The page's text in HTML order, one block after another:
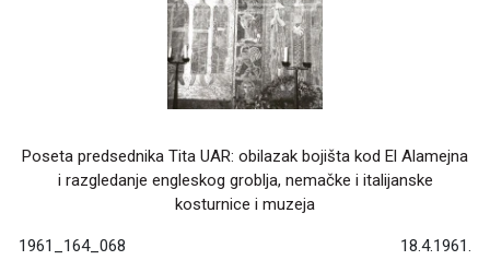
Poseta predsednika Tita UAR: obilazak bojišta kod El Alamejna
i razgledanje engleskog groblja, nemačke i italijanske
kosturnice i muzeja
1961_164_068 18.4.1961.